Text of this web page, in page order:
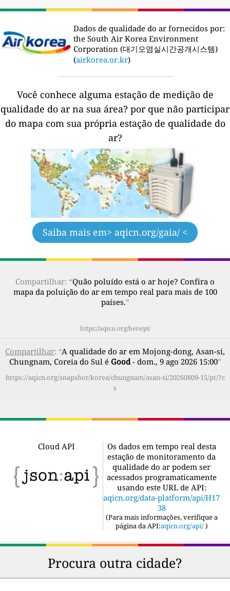
Dados de qualidade do ar fornecidos por:
the South Air Korea Environment
Corporation (대기오염실시간공개시스템)
(airkorea.or.kr)
Você conhece alguma estação de medição de
qualidade do ar na sua área? por que não participar
do mapa com sua própria estação de qualidade do
ar?
Saiba mais em> aqicn.org/gaia/ <
Compartilhar: “Quão poluído está o ar hoje? Confira o
mapa da poluição do ar em tempo real para mais de 100
países.”
https://aqicn.org/here/pt/
Compartilhar: “A qualidade do ar em Mojong-dong, Asan-si,
Chungnam, Coreia do Sul é Good- dom., 9 ago 2026 15:00”
https://aqicn.org/snapshot/korea/chungnam/asan-si/20260809-15/pt/?c
s
Cloud API
Os dados em tempo real desta
estação de monitoramento da
qualidade do ar podem ser
acessados programaticamente
usando este URL de API:
aqicn.org/data-platform/api/H17
38
(Para mais informações, verifique a
página da API:aqicn.org/api/ )
Procura outra cidade?